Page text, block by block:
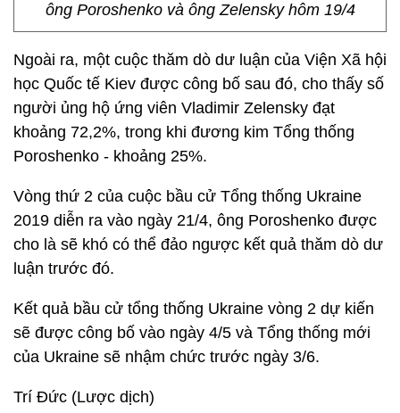
ông Poroshenko và ông Zelensky hôm 19/4
Ngoài ra, một cuộc thăm dò dư luận của Viện Xã hội
học Quốc tế Kiev được công bố sau đó, cho thấy số
người ủng hộ ứng viên Vladimir Zelensky đạt
khoảng 72,2%, trong khi đương kim Tổng thống
Poroshenko - khoảng 25%.
Vòng thứ 2 của cuộc bầu cử Tổng thống Ukraine
2019 diễn ra vào ngày 21/4, ông Poroshenko được
cho là sẽ khó có thể đảo ngược kết quả thăm dò dư
luận trước đó.
Kết quả bầu cử tổng thống Ukraine vòng 2 dự kiến
sẽ được công bố vào ngày 4/5 và Tổng thống mới
của Ukraine sẽ nhậm chức trước ngày 3/6.
Trí Đức (Lược dịch)